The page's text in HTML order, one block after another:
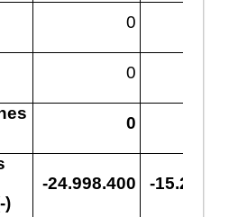
0
0
0
)
-24.998.400 -